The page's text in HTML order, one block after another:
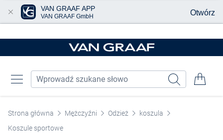
Strona główna Mężczyźni Odzież
koszula
Koszule sportowe
VAN GRAAF APP
VAN GRAAF GmbH Otwórz